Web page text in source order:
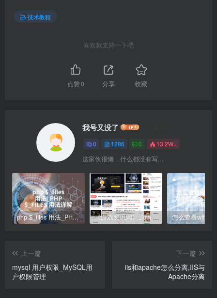
技术教程
喜欢就支持一下吧
点赞0 分享 收藏
我号又没了
0 1286 0 13.2W+
这家伙很懒，什么都没有写...
php $_files 用法_PHP $_FILES 用法详解 《游戏资讯网》源码 游戏资讯攻略网站模板 单机手游资讯 帝国cms
上一篇
mysql 用户权限_MySQL用
户权限管理
下一篇
iis和apache怎么分离,IIS与
Apache分离